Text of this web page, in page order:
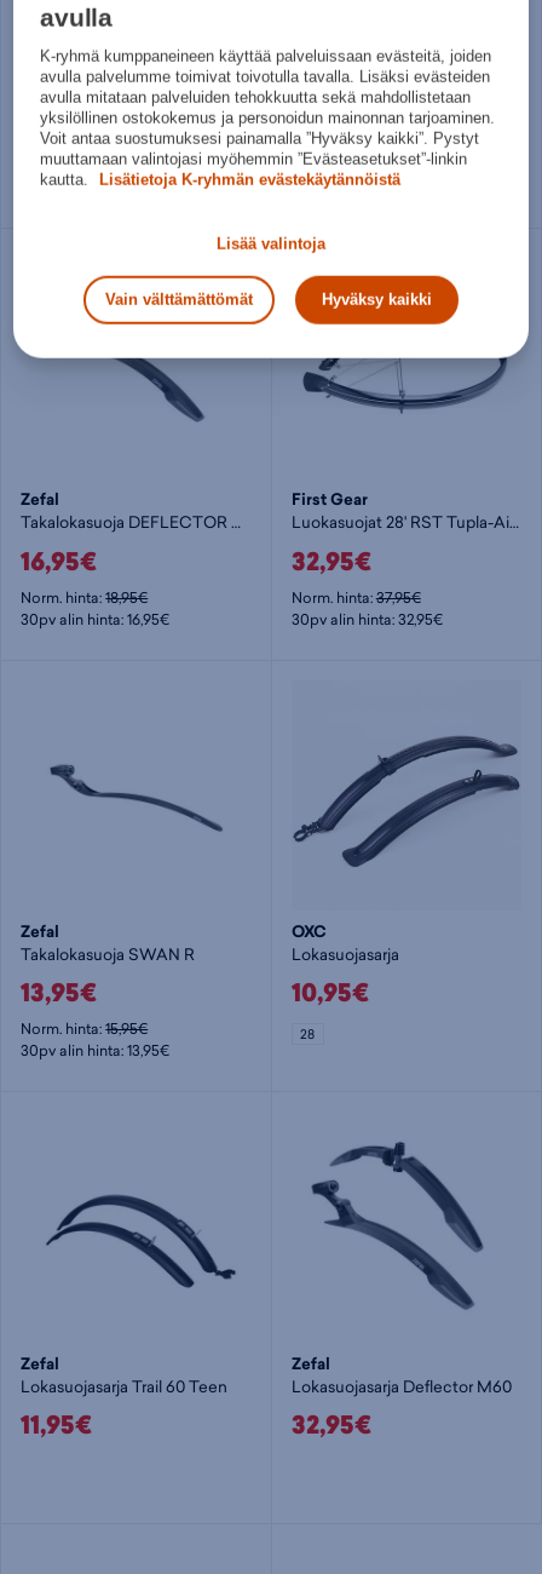
Zefal
TAKALOKASUOJA DEFLECTOR RM90+
23,95€
Norm. hinta:26,95€
30pv alin hinta: 23,95€
Zefal
19,95€
Norm. hinta:22,95€
30pv alin hinta: 19,95€
Zefal
Takalokasuoja DEFLECTOR RM60
16,95€
Norm. hinta:18,95€
30pv alin hinta: 16,95€
First Gear
Luokasuojat 28' RST Tupla-Aisat - lokasuoja
32,95€
Norm. hinta:37,95€
30pv alin hinta: 32,95€
Zefal
Takalokasuoja SWAN R
13,95€
Norm. hinta:15,95€
30pv alin hinta: 13,95€
OXC
Lokasuojasarja
10,95€
28
Zefal
Lokasuojasarja Trail 60 Teen
11,95€
Zefal
Lokasuojasarja Deflector M60
32,95€
avulla
K-ryhmä kumppaneineen käyttää palveluissaan evästeitä, joiden
avulla palvelumme toimivat toivotulla tavalla. Lisäksi evästeiden
avulla mitataan palveluiden tehokkuutta sekä mahdollistetaan
yksilöllinen ostokokemus ja personoidun mainonnan tarjoaminen.
Voit antaa suostumuksesi painamalla ”Hyväksy kaikki”. Pystyt
muuttamaan valintojasi myöhemmin ”Evästeasetukset”-linkin
kautta.
Lisätietoja K-ryhmän evästekäytännöistä
Lisää valintoja
Vain välttämättömät Hyväksy kaikki